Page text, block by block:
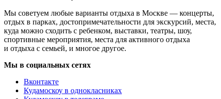
Мы советуем любые варианты отдыха в Москве — концерты,
отдых в парках, достопримечательности для экскурсий, места,
куда можно сходить с ребенком, выставки, театры, шоу,
спортивные мероприятия, места для активного отдыха
и отдыха с семьей, и многое другое.
Мы в социальных сетях
Вконтакте
Кудамоскоу в однокласниках